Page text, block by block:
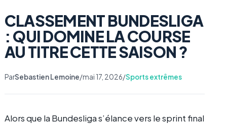
CLASSEMENT BUNDESLIGA
: QUI DOMINE LA COURSE
AU TITRE CETTE SAISON ?
ParSebastien Lemoine/mai 17, 2026/Sports extrêmes
Alors que la Bundesliga s’élance vers le sprint final